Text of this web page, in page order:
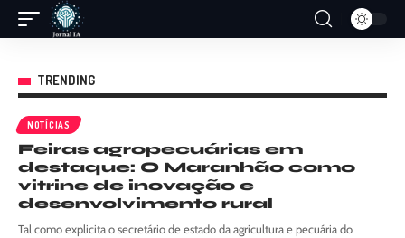
TRENDING
NOTÍCIAS
Feiras agropecuárias em
destaque: O Maranhão como
vitrine de inovação e
desenvolvimento rural
Tal como explicita o secretário de estado da agricultura e pecuária do